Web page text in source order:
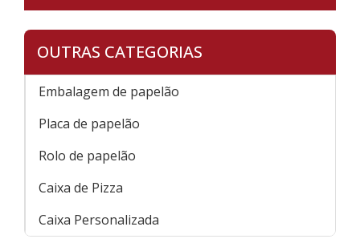
OUTRAS CATEGORIAS
Embalagem de papelão
Placa de papelão
Rolo de papelão
Caixa de Pizza
Caixa Personalizada